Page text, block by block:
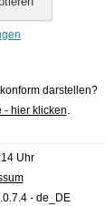
darstellen?
- hier klicken.
Uhr
- de_DE